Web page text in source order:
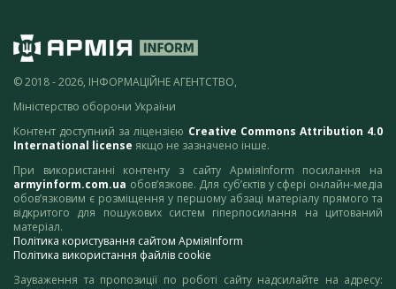
© 2018 - 2026, ІНФОРМАЦІЙНЕ АГЕНТСТВО,
Міністерство оборони України
Контент доступний за ліцензією Creative Commons Attribution 4.0
International license якщо не зазначено інше.
При використанні контенту з сайту АрміяInform посилання на
armyinform.com.ua обов’язкове. Для суб’єктів у сфері онлайн-медіа
обов’язковим є розміщення у першому абзаці матеріалу прямого та
відкритого для пошукових систем гіперпосилання на цитований
матеріал.
Політика користування сайтом АрміяInform
Політика використання файлів cookie
Зауваження та пропозиції по роботі сайту надсилайте на адресу: